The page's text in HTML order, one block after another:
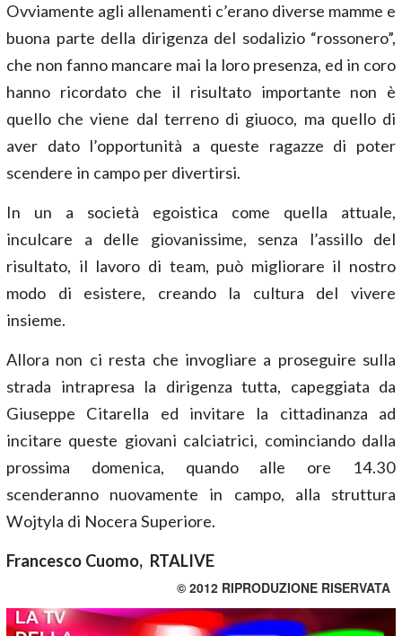
Ovviamente agli allenamenti c’erano diverse mamme e
buona parte della dirigenza del sodalizio “rossonero”,
che non fanno mancare mai la loro presenza, ed in coro
hanno ricordato che il risultato importante non è
quello che viene dal terreno di giuoco, ma quello di
aver dato l’opportunità a queste ragazze di poter
scendere in campo per divertirsi.
In un a società egoistica come quella attuale,
inculcare a delle giovanissime, senza l’assillo del
risultato, il lavoro di team, può migliorare il nostro
modo di esistere, creando la cultura del vivere
insieme.
Allora non ci resta che invogliare a proseguire sulla
strada intrapresa la dirigenza tutta, capeggiata da
Giuseppe Citarella ed invitare la cittadinanza ad
incitare queste giovani calciatrici, cominciando dalla
prossima domenica, quando alle ore 14.30
scenderanno nuovamente in campo, alla struttura
Wojtyla di Nocera Superiore.
Francesco Cuomo, RTALIVE
© 2012 RIPRODUZIONE RISERVATA